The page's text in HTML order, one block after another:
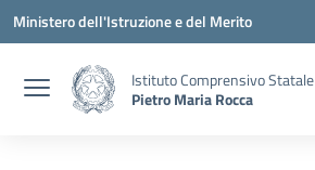
Vai ai contenuti
Vai al menu di navigazione
Vai al footer
Ministero dell'Istruzione e del Merito
Istituto Comprensivo Statale
Pietro Maria Rocca